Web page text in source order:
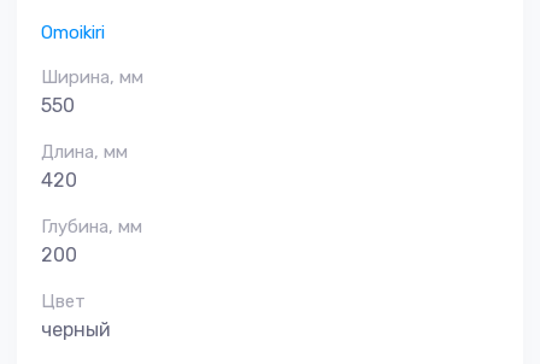
Omoikiri
Ширина, мм
550
Длина, мм
420
Глубина, мм
200
Цвет
черный